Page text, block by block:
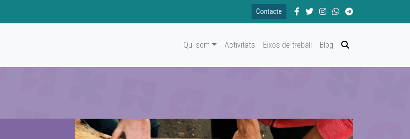
Contacte
Qui som Activitats Eixos de treball Blog